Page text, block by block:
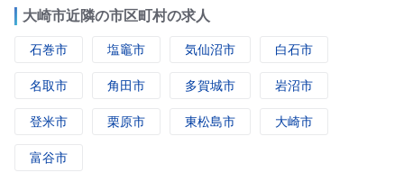
大崎市近隣の市区町村の求人
石巻市 塩竈市 気仙沼市 白石市
名取市 角田市 多賀城市 岩沼市
登米市 栗原市 東松島市 大崎市
富谷市